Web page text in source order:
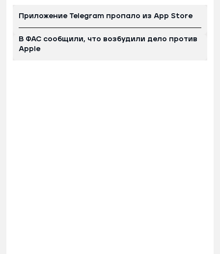
Приложение Telegram пропало из App Store
В ФАС сообщили, что возбудили дело против
Apple